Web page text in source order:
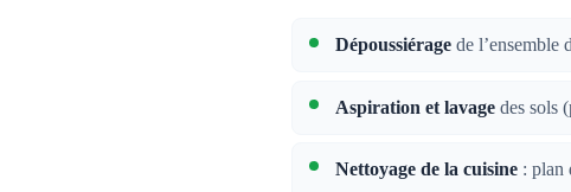
Dépoussiérage de l’ensemble
Aspiration et lavage des sols
Nettoyage de la cuisine : plan